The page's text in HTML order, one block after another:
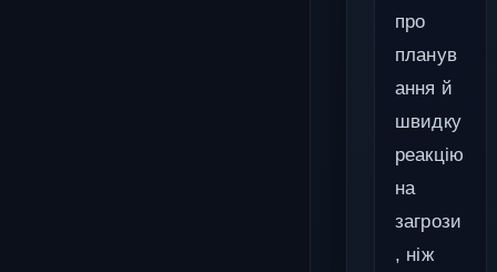
про
планув
ання й
швидку
реакцію
на
загрози
, ніж